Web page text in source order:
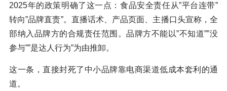
2025年的政策明确了这一点：食品安全责任从”平台连带”
转向”品牌直责”。直播话术、产品页面、主播口头宣称，全
部纳入品牌方的合规责任范围。品牌方不能以”不知道””没
参与””是达人行为”为由推卸。
这一条，直接封死了中小品牌靠电商渠道低成本套利的通
道。